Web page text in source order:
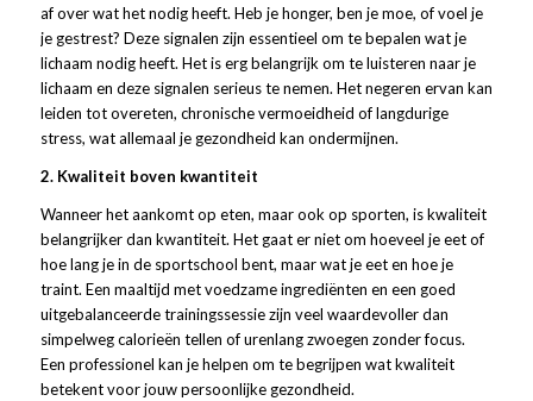
af over wat het nodig heeft. Heb je honger, ben je moe, of voel je
je gestrest? Deze signalen zijn essentieel om te bepalen wat je
lichaam nodig heeft. Het is erg belangrijk om te luisteren naar je
lichaam en deze signalen serieus te nemen. Het negeren ervan kan
leiden tot overeten, chronische vermoeidheid of langdurige
stress, wat allemaal je gezondheid kan ondermijnen.
2. Kwaliteit boven kwantiteit
Wanneer het aankomt op eten, maar ook op sporten, is kwaliteit
belangrijker dan kwantiteit. Het gaat er niet om hoeveel je eet of
hoe lang je in de sportschool bent, maar wat je eet en hoe je
traint. Een maaltijd met voedzame ingrediënten en een goed
uitgebalanceerde trainingssessie zijn veel waardevoller dan
simpelweg calorieën tellen of urenlang zwoegen zonder focus.
Een professionel kan je helpen om te begrijpen wat kwaliteit
betekent voor jouw persoonlijke gezondheid.